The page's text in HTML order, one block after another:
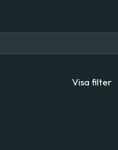
Visa filter